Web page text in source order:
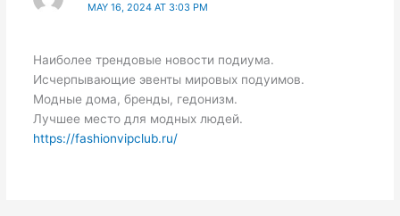
MAY 16, 2024 AT 3:03 PM
Наиболее трендовые новости подиума.
Исчерпывающие эвенты мировых подуимов.
Модные дома, бренды, гедонизм.
Лучшее место для модных людей.
https://fashionvipclub.ru/